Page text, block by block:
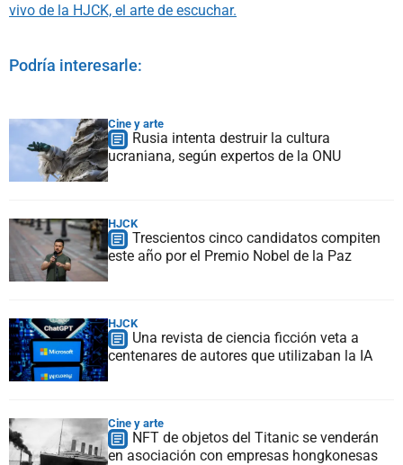
vivo de la HJCK, el arte de escuchar.
Podría interesarle:
Cine y arte
Rusia intenta destruir la cultura
ucraniana, según expertos de la ONU
HJCK
Trescientos cinco candidatos compiten
este año por el Premio Nobel de la Paz
HJCK
Una revista de ciencia ficción veta a
centenares de autores que utilizaban la IA
Cine y arte
NFT de objetos del Titanic se venderán
en asociación con empresas hongkonesas